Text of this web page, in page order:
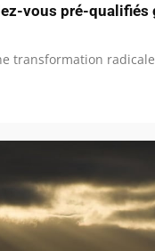
vous pré-qualifiés
transformation